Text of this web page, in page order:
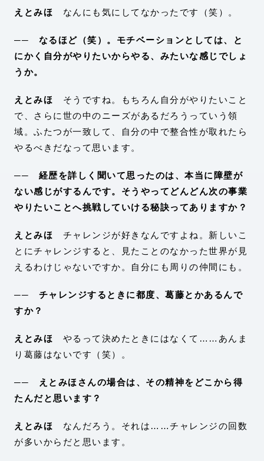
えとみほ なんにも気にしてなかったです（笑）。
── なるほど（笑）。モチベーションとしては、と
にかく自分がやりたいからやる、みたいな感じでしょ
うか。
えとみほ そうですね。もちろん自分がやりたいこと
で、さらに世の中のニーズがあるだろうっていう領
域。ふたつが一致して、自分の中で整合性が取れたら
やるべきだなって思います。
── 経歴を詳しく聞いて思ったのは、本当に障壁が
ない感じがするんです。そうやってどんどん次の事業
やりたいことへ挑戦していける秘訣ってありますか？
えとみほ チャレンジが好きなんですよね。新しいこ
とにチャレンジすると、見たことのなかった世界が見
えるわけじゃないですか。自分にも周りの仲間にも。
── チャレンジするときに都度、葛藤とかあるんで
すか？
えとみほ やるって決めたときにはなくて……あんま
り葛藤はないです（笑）。
── えとみほさんの場合は、その精神をどこから得
たんだと思います？
えとみほ なんだろう。それは……チャレンジの回数
が多いからだと思います。